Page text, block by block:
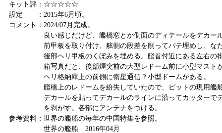
キット評：☆☆☆☆☆
設定 ：2015年6月頃。
コメント：2024/07月完成。
良い感じだけど、艦橋窓とか側面のディテールをデカール
前甲板を取り付け、舷側の段差を削ってパテ埋めし、なだ
後部ヘリ甲板のくぼみを埋める。艦首付近にある左右の排
箱写真だと、後部煙突前の大型レドーム前に小型マストが
ヘリ格納庫上の前側に衛星通信？小型ドームがある。
艦橋上のレドームを紛失していたので、ピットの現用艦船
デカールを貼ってデカールのラインに沿ってカッターでディ
を剥がす。各部にアンテナをつける。
参考資料：世界の艦船の毎年の中国特集を参照。
世界の艦船 2016年04月